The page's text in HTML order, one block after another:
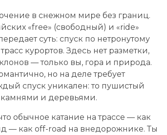
в снежном мире без границ.
«free» (свободный) и «ride»
суть: спуск по нетронутому
курортов. Здесь нет разметки,
— только вы, гора и природа.
но на деле требует
спуск уникален: то пушистый
камнями и деревьями.
обычное катание на трассе — как
— как off-road на внедорожнике. Ты